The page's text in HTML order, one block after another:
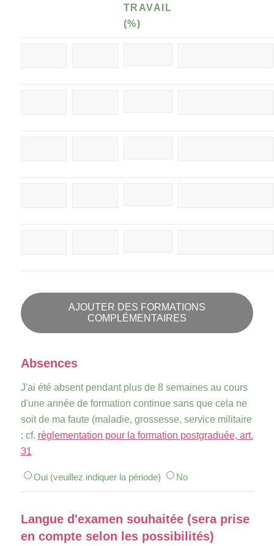
TRAVAIL
(%)
AJOUTER DES FORMATIONS
COMPLÉMENTAIRES
Absences
J'ai été absent pendant plus de 8 semaines au cours
d'une année de formation continue sans que cela ne
soit de ma faute (maladie, grossesse, service militaire
; cf. règlementation pour la formation postgraduée, art.
31
Oui (veuillez indiquer la période) No
Langue d'examen souhaitée (sera prise
en compte selon les possibilités)